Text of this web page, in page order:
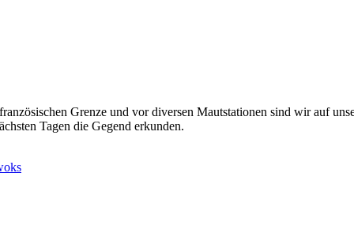
Grenze und vor diversen Mautstationen sind wir auf
Tagen die Gegend erkunden.​